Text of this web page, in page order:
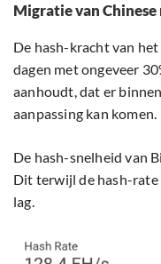
Migratie van Chinese
De hash-kracht van
dagen met ongeveer
aanhoudt, dat er
aanpassing kan komen.
De hash-snelheid van
Dit terwijl de hash-rate
lag.